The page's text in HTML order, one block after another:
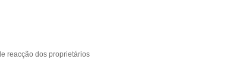
reacção dos proprietários